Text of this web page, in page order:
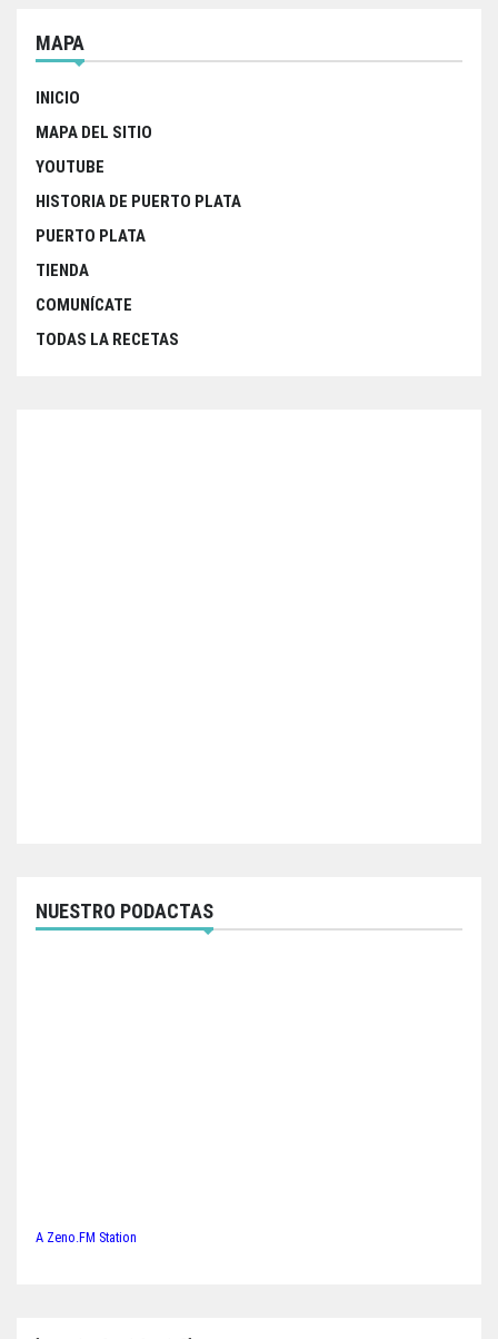
MAPA
INICIO
MAPA DEL SITIO
YOUTUBE
HISTORIA DE PUERTO PLATA
PUERTO PLATA
TIENDA
COMUNÍCATE
TODAS LA RECETAS
NUESTRO PODACTAS
A Zeno.FM Station